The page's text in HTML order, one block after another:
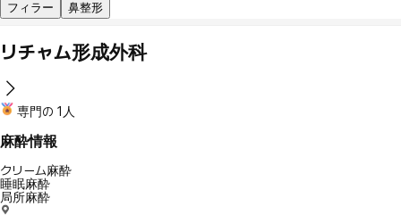
フィラー 鼻整形
リチャム形成外科
専門の 1人
麻酔情報
クリーム麻酔
睡眠麻酔
局所麻酔